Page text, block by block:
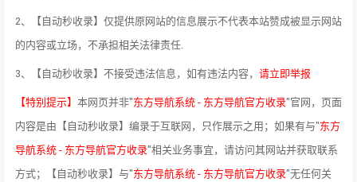
2、【自动秒收录】仅提供原网站的信息展示不代表本站赞成被显示网站
的内容或立场，不承担相关法律责任.
3、【自动秒收录】不接受违法信息，如有违法内容， 请立即举报
【特别提示】 本网页并非"东方导航系统 - 东方导航官方收录"官网，页面
内容是由【自动秒收录】编录于互联网，只作展示之用；如果有与"东方
导航系统 - 东方导航官方收录"相关业务事宜，请访问其网站并获取联系
方式；【自动秒收录】与"东方导航系统 - 东方导航官方收录"无任何关